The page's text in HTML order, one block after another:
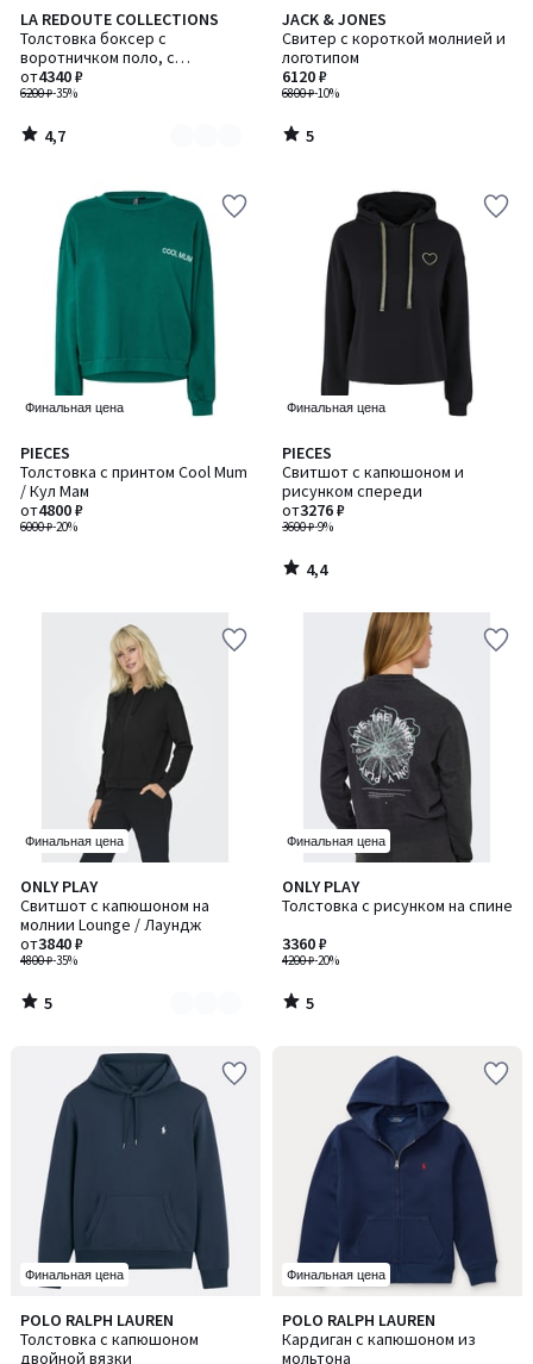
LA REDOUTE COLLECTIONS
Толстовка боксер с
воротничком поло, с
эффектом потертости
6200 ₽-35%
от4340 ₽
4,7
/ 5
Количество
цветов:
3
4,7
/
JACK & JONES
Свитер с короткой молнией и
логотипом
6800 ₽-10%
6120 ₽
5
/
5
5
/
Финальная цена
PIECES
Толстовка с принтом Cool Mum
/ Кул Мам
6000 ₽-20%
от4800 ₽
Финальная цена
PIECES
Свитшот с капюшоном и
рисунком спереди
3600 ₽-9%
от3276 ₽
4,4
/ 5
4,4
/
Финальная цена
ONLY PLAY
Свитшот с капюшоном на
молнии Lounge / Лаундж
4800 ₽-35%
от3840 ₽
5
/
5
Количество
цветов:
2
5
/
Финальная цена
ONLY PLAY
Толстовка с рисунком на спине
4200 ₽-20%
3360 ₽
5
/
5
/
Финальная цена
POLO RALPH LAUREN
Толстовка с капюшоном
двойной вязки
5
/
5
Финальная цена
POLO RALPH LAUREN
Кардиган с капюшоном из
мольтона
4,4
/ 5
Количество
цветов: